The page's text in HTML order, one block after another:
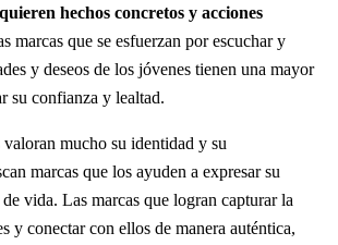
hechos concretos y acciones
marcas que se esfuerzan por escuchar y
y deseos de los jóvenes tienen una mayor
su confianza y lealtad.
mucho su identidad y su
marcas que los ayuden a expresar su
vida. Las marcas que logran capturar la
y conectar con ellos de manera auténtica,